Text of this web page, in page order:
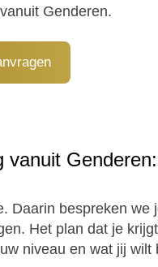
Genderen.
vanuit
Daarin bespreken we
Het plan dat je
niveau en wat jij wilt